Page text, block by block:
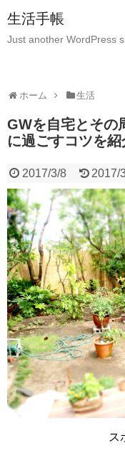
生活手帳
Just another WordPress
ホーム 生活
GWを自宅とその
に過ごすコツを
2017/3/8 2017/
ス